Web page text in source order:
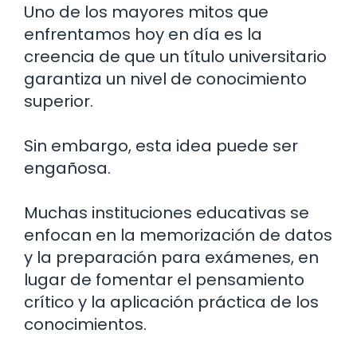
Uno de los mayores mitos que
enfrentamos hoy en día es la
creencia de que un título universitario
garantiza un nivel de conocimiento
superior.
Sin embargo, esta idea puede ser
engañosa.
Muchas instituciones educativas se
enfocan en la memorización de datos
y la preparación para exámenes, en
lugar de fomentar el pensamiento
crítico y la aplicación práctica de los
conocimientos.